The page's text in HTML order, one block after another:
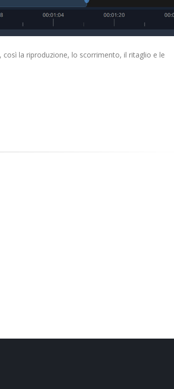
la riproduzione, lo scorrimento, il ritaglio e le